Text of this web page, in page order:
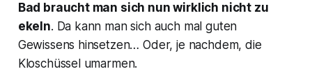
Bad braucht man sich nun wirklich nicht zu
ekeln. Da kann man sich auch mal guten
Gewissens hinsetzen… Oder, je nachdem, die
Kloschüssel umarmen.